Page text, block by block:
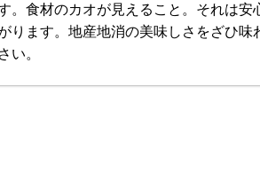
。食材のカオが見えること。それは安
ります。地産地消の美味しさをざひ味
い。